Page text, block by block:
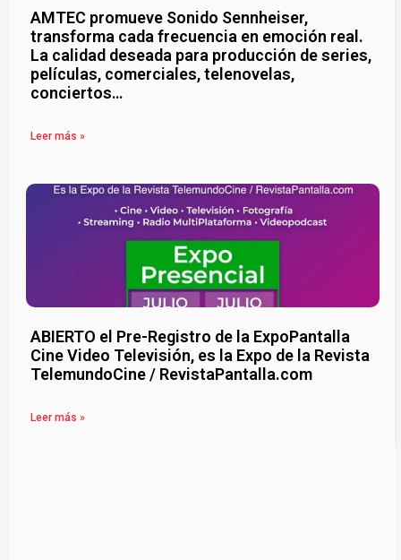
AMTEC promueve Sonido Sennheiser,
transforma cada frecuencia en emoción real.
La calidad deseada para producción de series,
películas, comerciales, telenovelas,
conciertos…
Leer más »
ABIERTO el Pre-Registro de la ExpoPantalla
Cine Video Televisión, es la Expo de la Revista
TelemundoCine / RevistaPantalla.com
Leer más »